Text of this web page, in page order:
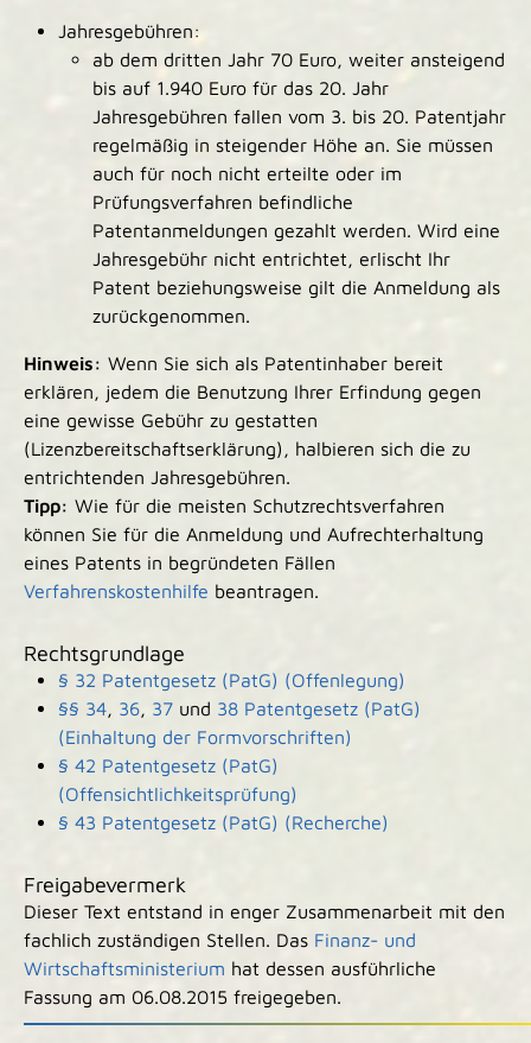
Jahresgebühren:
ab dem dritten Jahr 70 Euro, weiter ansteigend
bis auf 1.940 Euro für das 20. Jahr
Jahresgebühren fallen vom 3. bis 20. Patentjahr
regelmäßig in steigender Höhe an. Sie müssen
auch für noch nicht erteilte oder im
Prüfungsverfahren befindliche
Patentanmeldungen gezahlt werden. Wird eine
Jahresgebühr nicht entrichtet, erlischt Ihr
Patent beziehungsweise gilt die Anmeldung als
zurückgenommen.
Hinweis: Wenn Sie sich als Patentinhaber bereit
erklären, jedem die Benutzung Ihrer Erfindung gegen
eine gewisse Gebühr zu gestatten
(Lizenzbereitschaftserklärung), halbieren sich die zu
entrichtenden Jahresgebühren.
Tipp: Wie für die meisten Schutzrechtsverfahren
können Sie für die Anmeldung und Aufrechterhaltung
eines Patents in begründeten Fällen
Verfahrenskostenhilfe beantragen.
Rechtsgrundlage
§ 32 Patentgesetz (PatG) (Offenlegung)
§§ 34, 36, 37und 38 Patentgesetz (PatG)
(Einhaltung der Formvorschriften)
§ 42 Patentgesetz (PatG)
(Offensichtlichkeitsprüfung)
§ 43 Patentgesetz (PatG) (Recherche)
Freigabevermerk
Dieser Text entstand in enger Zusammenarbeit mit den
fachlich zuständigen Stellen. Das Finanz- und
Wirtschaftsministerium hat dessen ausführliche
Fassung am 06.08.2015 freigegeben.